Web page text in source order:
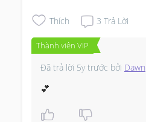
Thích 3 Trả Lời
Thành viên VIP
Đã trả lời 5y trước bởi Dawn
💕